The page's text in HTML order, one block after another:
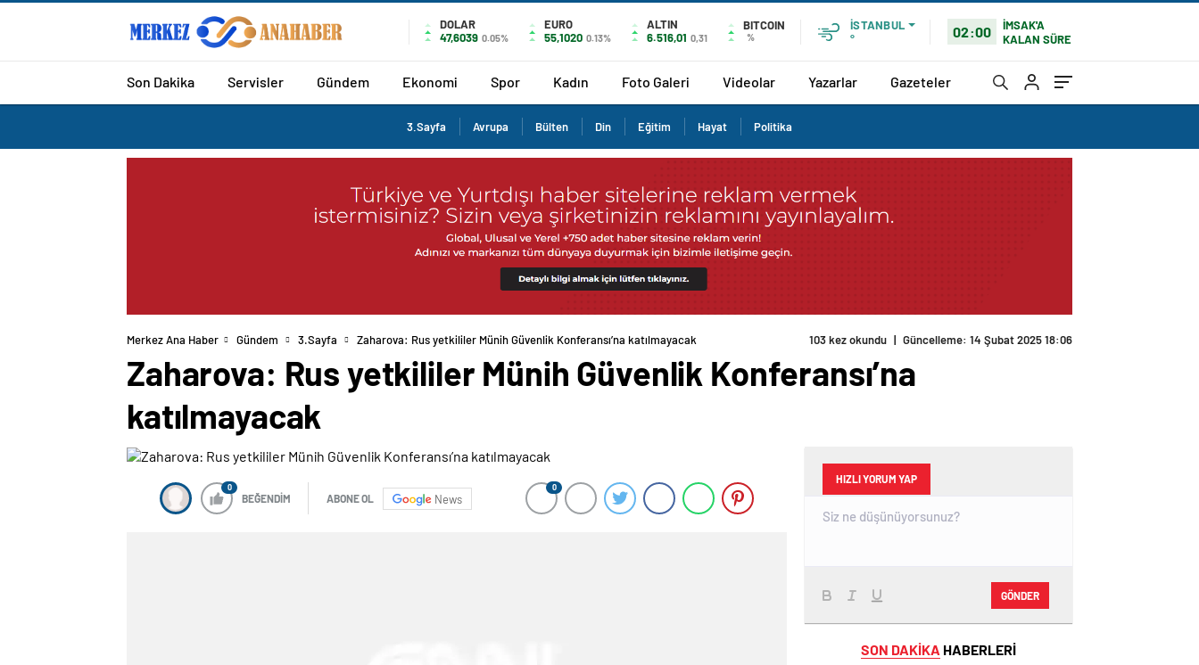
DOLAR
47,6039 0.05%
EURO
55,1020 0.13%
ALTIN
6.516,01 0,31
BITCOIN
%
İSTANBUL
°
02:00
İMSAK'A
KALAN SÜRE
Son Dakika Servisler Gündem Ekonomi Spor Kadın Foto Galeri Videolar Yazarlar Gazeteler
3.Sayfa Avrupa Bülten Din Eğitim Hayat Politika
Merkez Ana Haber Gündem 3.Sayfa Zaharova: Rus yetkililer Münih Güvenlik Konferansı’na katılmayacak 103 kez okundu | Güncelleme: 14 Şubat 2025 18:06
Zaharova: Rus yetkililer Münih Güvenlik Konferansı’na
katılmayacak
0
BEĞENDİM ABONE OL News
0
HIZLI YORUM YAP
GÖNDER
SON DAKİKA HABERLERİ